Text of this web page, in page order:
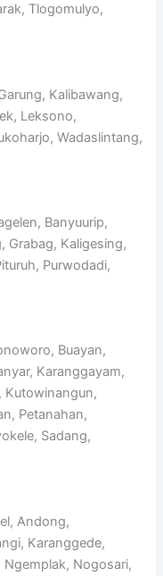
Tlogomulyo,
Kalibawang,
Leksono,
Wadaslintang,
Banyuurip,
Grabag, Kaligesing,
Purwodadi,
Buayan,
Karanggayam,
Kutowinangun,
Petanahan,
Sadang,
Andong,
Karanggede,
Nogosari,